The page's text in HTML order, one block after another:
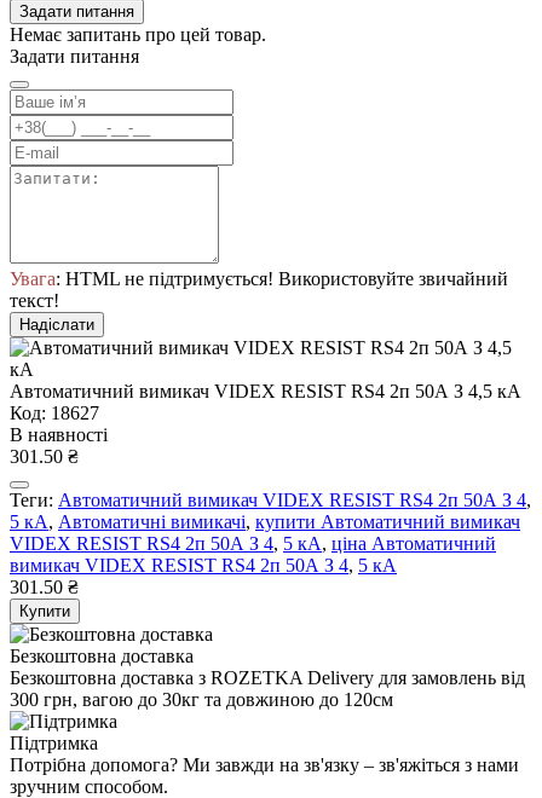
Задати питання
Немає запитань про цей товар.
Задати питання
Увага: HTML не підтримується! Використовуйте звичайний
текст!
Надіслати
Автоматичний вимикач VIDEX RESIST RS4 2п 50А З 4,5 кА
Код: 18627
В наявності
301.50 ₴
Теги: Автоматичний вимикач VIDEX RESIST RS4 2п 50А З 4,
5 кА, Автоматичні вимикачі, купити Автоматичний вимикач
VIDEX RESIST RS4 2п 50А З 4, 5 кА, ціна Автоматичний
вимикач VIDEX RESIST RS4 2п 50А З 4, 5 кА
301.50 ₴
Купити
Безкоштовна доставка
Безкоштовна доставка з ROZETKA Delivery для замовлень від
300 грн, вагою до 30кг та довжиною до 120см
Підтримка
Потрібна допомога? Ми завжди на зв'язку – зв'яжіться з нами
зручним способом.